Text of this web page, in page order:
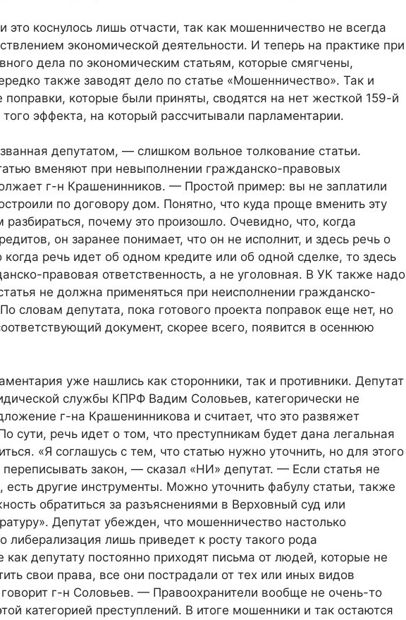
это коснулось лишь отчасти, так как мошенничество не всегда
экономической деятельности. И теперь на практике при
дела по экономическим статьям, которые смягчены,
также заводят дело по статье «Мошенничество». Так и
поправки, которые были приняты, сводятся на нет жесткой 159-й
эффекта, на который рассчитывали парламентарии.
депутатом, — слишком вольное толкование статьи.
вменяют при невыполнении гражданско-правовых
г-н Крашенинников. — Простой пример: вы не заплатили
по договору дом. Понятно, что куда проще вменить эту
почему это произошло. Очевидно, что, когда
он заранее понимает, что он не исполнит, и здесь речь о
речь идет об одном кредите или об одной сделке, то здесь
правовая ответственность, а не уголовная. В УК также надо
не должна применяться при неисполнении гражданско-
словам депутата, пока готового проекта поправок еще нет, но
документ, скорее всего, появится в осеннюю
уже нашлись как сторонники, так и противники. Депутат
службы КПРФ Вадим Соловьев, категорически не
г-на Крашенинникова и считает, что это развяжет
сути, речь идет о том, что преступникам будет дана легальная
«Я соглашусь с тем, что статью нужно уточнить, но для этого
закон, — сказал «НИ» депутат. — Если статья не
есть другие инструменты. Можно уточнить фабулу статьи, также
обратиться за разъяснениями в Верховный суд или
Депутат убежден, что мошенничество настолько
либерализация лишь приведет к росту такого рода
как депутату постоянно приходят письма от людей, которые не
свои права, все они пострадали от тех или иных видов
г-н Соловьев. — Правоохранители вообще не очень-то
категорией преступлений. В итоге мошенники и так остаются